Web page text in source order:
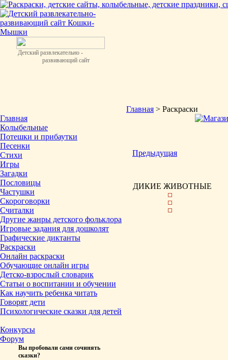
Детский развлекательно -
развивающий сайт
Главная
Колыбельные
Потешки и прибаутки
Песенки
Стихи
Игры
Загадки
Пословицы
Частушки
Скороговорки
Считалки
Другие жанры детского фольклора
Игровые задания для дошколят
Графические диктанты
Раскраски
Онлайн раскраски
Обучающие онлайн игры
Детско-взрослый словарик
Статьи о воспитании и обучении
Как научить ребенка читать
Говорят дети
Психологические сказки для детей
Конкурсы
Форум
Вы пробовали сами сочинять
сказки?
Главная > Раскраски
Предыдущая
ДИКИЕ ЖИВОТНЫЕ